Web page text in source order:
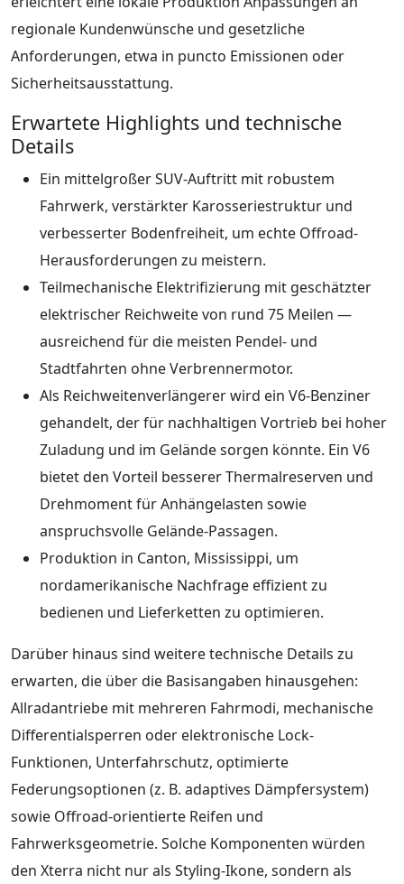
regionale Kundenwünsche und gesetzliche
Anforderungen, etwa in puncto Emissionen oder
Sicherheitsausstattung.
Erwartete Highlights und technische
Details
Ein mittelgroßer SUV-Auftritt mit robustem
Fahrwerk, verstärkter Karosseriestruktur und
verbesserter Bodenfreiheit, um echte Offroad-
Herausforderungen zu meistern.
Teilmechanische Elektrifizierung mit geschätzter
elektrischer Reichweite von rund 75 Meilen —
ausreichend für die meisten Pendel- und
Stadtfahrten ohne Verbrennermotor.
Als Reichweitenverlängerer wird ein V6-Benziner
gehandelt, der für nachhaltigen Vortrieb bei hoher
Zuladung und im Gelände sorgen könnte. Ein V6
bietet den Vorteil besserer Thermalreserven und
Drehmoment für Anhängelasten sowie
anspruchsvolle Gelände-Passagen.
Produktion in Canton, Mississippi, um
nordamerikanische Nachfrage effizient zu
bedienen und Lieferketten zu optimieren.
Darüber hinaus sind weitere technische Details zu
erwarten, die über die Basisangaben hinausgehen:
Allradantriebe mit mehreren Fahrmodi, mechanische
Differentialsperren oder elektronische Lock-
Funktionen, Unterfahrschutz, optimierte
Federungsoptionen (z. B. adaptives Dämpfersystem)
sowie Offroad-orientierte Reifen und
Fahrwerksgeometrie. Solche Komponenten würden
den Xterra nicht nur als Styling-Ikone, sondern als